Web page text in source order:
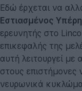
Εδώ έρχεται να
Εστιασμένος
ερευνητής στο
επικεφαλής της
αυτή λειτουργεί με
στους επιστήμονες
νευρωνικά